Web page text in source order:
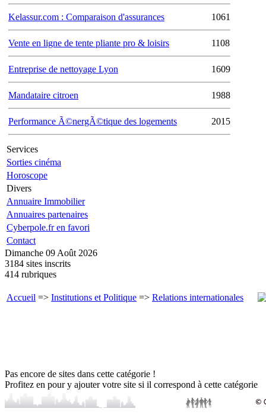
Kelassur.com : Comparaison d'assurances 1061
Vente en ligne de tente pliante pro & loisirs 1108
Entreprise de nettoyage Lyon 1609
Mandataire citroen 1988
Performance Ã©nergÃ©tique des logements 2015
Services
Sorties cinéma
Horoscope
Divers
Annuaire Immobilier
Annuaires partenaires
Cyberpole.fr en favori
Contact
Dimanche 09 Août 2026
3184 sites inscrits
414 rubriques
Accueil => Institutions et Politique => Relations internationales
Pas encore de sites dans cette catégorie !
Profitez en pour y ajouter votre site si il correspond à cette catégorie